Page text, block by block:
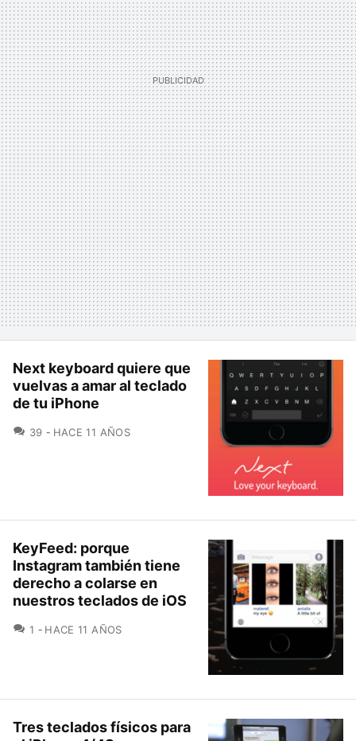
Next keyboard quiere que
vuelvas a amar al teclado
de tu iPhone
39 COMENTARIOS
HACE 11 AÑOS
KeyFeed: porque
Instagram también tiene
derecho a colarse en
nuestros teclados de iOS
1 COMENTARIOS
HACE 11 AÑOS
Tres teclados físicos para